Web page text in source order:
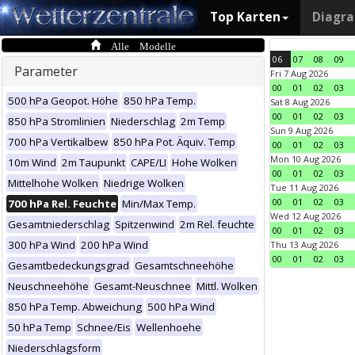
Top Karten
Alle Modelle
Parameter
500 hPa Geopot. Höhe 850 hPa Temp.
850 hPa Stromlinien Niederschlag 2m Temp
700 hPa Vertikalbew 850 hPa Pot. Äquiv. Temp
10m Wind 2m Taupunkt CAPE/LI Hohe Wolken
Mittelhohe Wolken Niedrige Wolken
700 hPa Rel. Feuchte Min/Max Temp.
Gesamtniederschlag Spitzenwind 2m Rel. feuchte
300 hPa Wind 200 hPa Wind
Gesamtbedeckungsgrad Gesamtschneehöhe
Neuschneehöhe Gesamt-Neuschnee Mittl. Wolken
850 hPa Temp. Abweichung 500 hPa Wind
50 hPa Temp Schnee/Eis Wellenhoehe
Niederschlagsform
06 07 08
09
Fri 7 Aug 2026
00
01 02
03
Sat 8 Aug 2026
00
01 02
03
Sun 9 Aug 2026
00
01 02
03
Mon 10 Aug 2026
00
01 02
03
Tue 11 Aug 2026
00
01 02
03
Wed 12 Aug 2026
00
01 02
03
Thu 13 Aug 2026
00
01 02 03